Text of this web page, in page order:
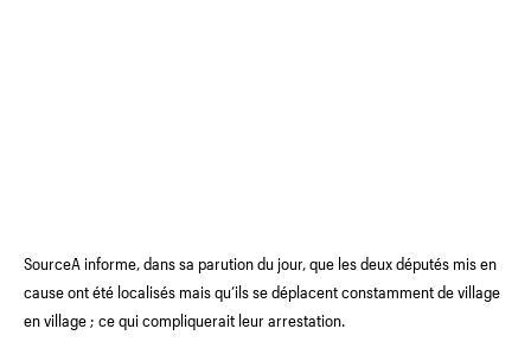
SourceA informe, dans sa parution du jour, que les deux députés mis en
cause ont été localisés mais qu’ils se déplacent constamment de village
en village ; ce qui compliquerait leur arrestation.